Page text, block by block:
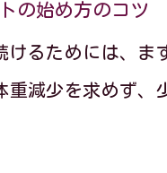
の始め方のコツ
けるためには、
減少を求めず、